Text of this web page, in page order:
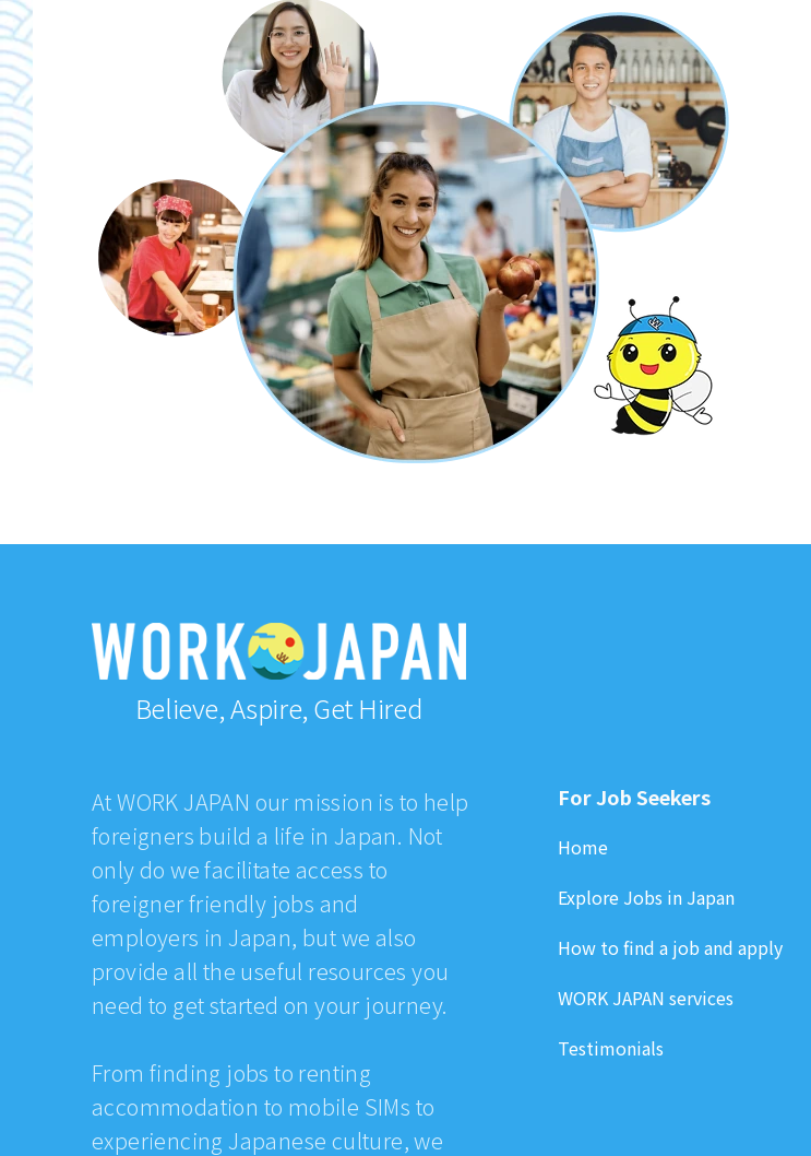
Believe, Aspire, Get Hired
At WORK JAPAN our mission is to help
foreigners build a life in Japan. Not
only do we facilitate access to
foreigner friendly jobs and
employers in Japan, but we also
provide all the useful resources you
need to get started on your journey.
From finding jobs to renting
accommodation to mobile SIMs to
experiencing Japanese culture, we
For Job Seekers
Home
Explore Jobs in Japan
How to find a job and apply
WORK JAPAN services
Testimonials